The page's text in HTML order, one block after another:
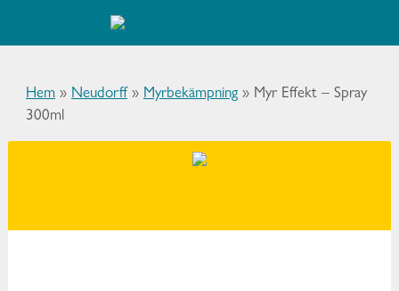
Hem » Neudorff» Myrbekämpning» Myr Effekt – Spray
300ml